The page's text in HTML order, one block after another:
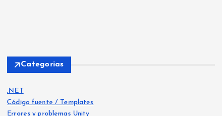
Categorias
.NET
Código fuente / Templates
Errores y problemas Unity